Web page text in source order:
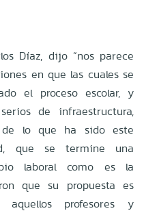
Díaz, dijo “nos parece
en que las cuales se
el proceso escolar, y
de infraestructura,
de lo que ha sido este
que se termine una
laboral como es la
que su propuesta es
profesores y